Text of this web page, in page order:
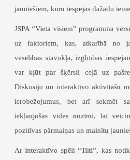
jauniešiem, kuru iespējas dažādu
JSPA “Vieta visiem” programma
uz faktoriem, kas, atkarībā no
veselības stāvokļa, izglītības
var kļūt par šķērsli ceļā uz
Diskusiju un interaktīvo aktivitāšu
ierobežojumus, bet arī sekmēt
iekļaujošas vides nozīmi, lai
pozitīvas pārmaiņas un mainītu
Ar interaktīvo spēli “Tilti”, kas